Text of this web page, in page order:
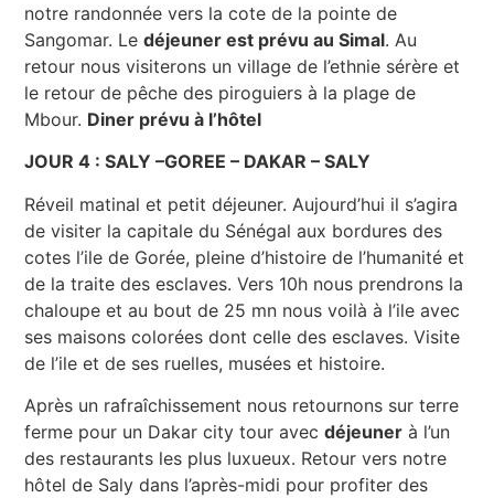
notre randonnée vers la cote de la pointe de
Sangomar. Ledéjeuner est prévu au Simal. Au
retour nous visiterons un village de l’ethnie sérère et
le retour de pêche des piroguiers à la plage de
Mbour. Diner prévu à l’hôtel
JOUR 4 : SALY –GOREE – DAKAR – SALY
Réveil matinal et petit déjeuner. Aujourd’hui il s’agira
de visiter la capitale du Sénégal aux bordures des
cotes l’ile de Gorée, pleine d’histoire de l’humanité et
de la traite des esclaves. Vers 10h nous prendrons la
chaloupe et au bout de 25 mn nous voilà à l’ile avec
ses maisons colorées dont celle des esclaves. Visite
de l’ile et de ses ruelles, musées et histoire.
Après un rafraîchissement nous retournons sur terre
ferme pour un Dakar city tour avecdéjeuner à l’un
des restaurants les plus luxueux. Retour vers notre
hôtel de Saly dans l’après-midi pour profiter des